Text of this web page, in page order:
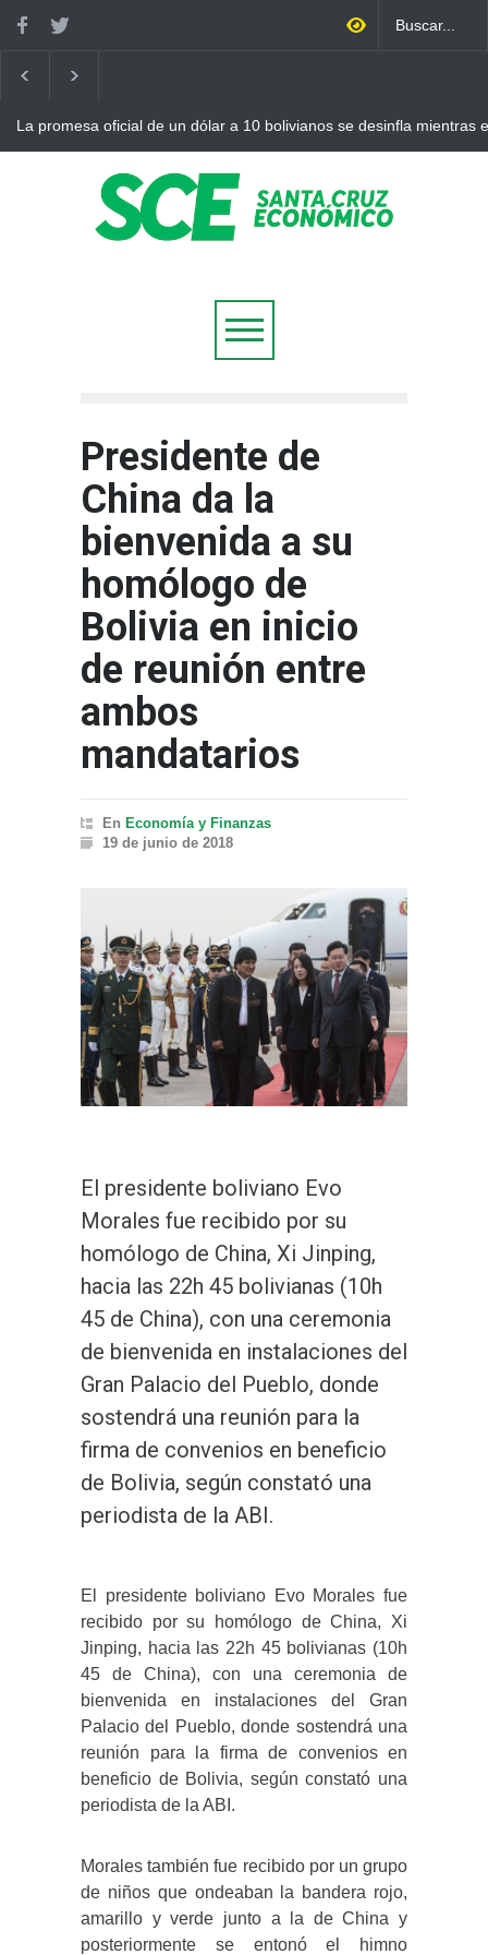
La promesa oficial de un dólar a 10 bolivianos se desinfla mientras
Presidente de
China da la
bienvenida a su
homólogo de
Bolivia en inicio
de reunión entre
ambos
mandatarios
En Economía y Finanzas
19 de junio de 2018
El presidente boliviano Evo
Morales fue recibido por su
homólogo de China, Xi Jinping,
hacia las 22h 45 bolivianas (10h
45 de China), con una ceremonia
de bienvenida en instalaciones del
Gran Palacio del Pueblo, donde
sostendrá una reunión para la
firma de convenios en beneficio
de Bolivia, según constató una
periodista de la ABI.
El presidente boliviano Evo Morales fue
recibido por su homólogo de China, Xi
Jinping, hacia las 22h 45 bolivianas (10h
45 de China), con una ceremonia de
bienvenida en instalaciones del Gran
Palacio del Pueblo, donde sostendrá una
reunión para la firma de convenios en
beneficio de Bolivia, según constató una
periodista de la ABI.
Morales también fue recibido por un grupo
de niños que ondeaban la bandera rojo,
amarillo y verde junto a la de China y
posteriormente se entonó el himno